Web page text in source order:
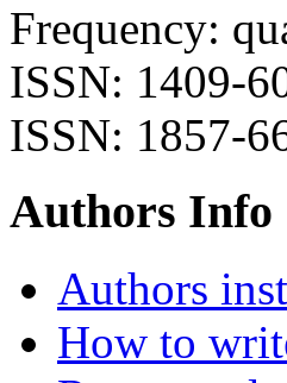
Frequency:
ISSN: 1409-
ISSN: 1857-
Authors Info
Authors
How to